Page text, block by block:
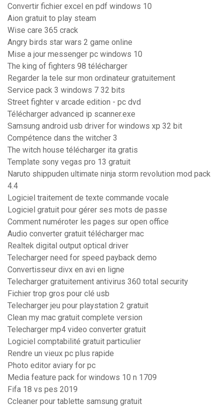
Convertir fichier excel en pdf windows 10
Aion gratuit to play steam
Wise care 365 crack
Angry birds star wars 2 game online
Mise a jour messenger pc windows 10
The king of fighters 98 télécharger
Regarder la tele sur mon ordinateur gratuitement
Service pack 3 windows 7 32 bits
Street fighter v arcade edition - pc dvd
Télécharger advanced ip scanner.exe
Samsung android usb driver for windows xp 32 bit
Compétence dans the witcher 3
The witch house télécharger ita gratis
Template sony vegas pro 13 gratuit
Naruto shippuden ultimate ninja storm revolution mod pack
4.4
Logiciel traitement de texte commande vocale
Logiciel gratuit pour gérer ses mots de passe
Comment numéroter les pages sur open office
Audio converter gratuit télécharger mac
Realtek digital output optical driver
Telecharger need for speed payback demo
Convertisseur divx en avi en ligne
Telecharger gratuitement antivirus 360 total security
Fichier trop gros pour clé usb
Telecharger jeu pour playstation 2 gratuit
Clean my mac gratuit complete version
Telecharger mp4 video converter gratuit
Logiciel comptabilité gratuit particulier
Rendre un vieux pc plus rapide
Photo editor aviary for pc
Media feature pack for windows 10 n 1709
Fifa 18 vs pes 2019
Ccleaner pour tablette samsung gratuit